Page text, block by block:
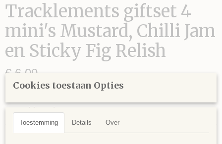
Tracklements giftset 4
mini's Mustard, Chilli Jam
en Sticky Fig Relish
€ 6,00
Specificaties
Omschrijving
Cookies toestaan Opties
Toestemming Details Over